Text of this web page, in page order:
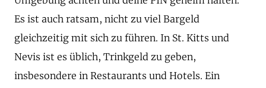
Es ist auch ratsam, nicht zu viel Bargeld
gleichzeitig mit sich zu führen. In St. Kitts und
Nevis ist es üblich, Trinkgeld zu geben,
insbesondere in Restaurants und Hotels. Ein